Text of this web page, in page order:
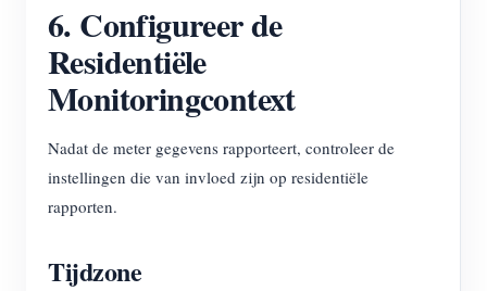
6. Configureer de
Residentiële
Monitoringcontext
Nadat de meter gegevens rapporteert, controleer de
instellingen die van invloed zijn op residentiële
rapporten.
Tijdzone